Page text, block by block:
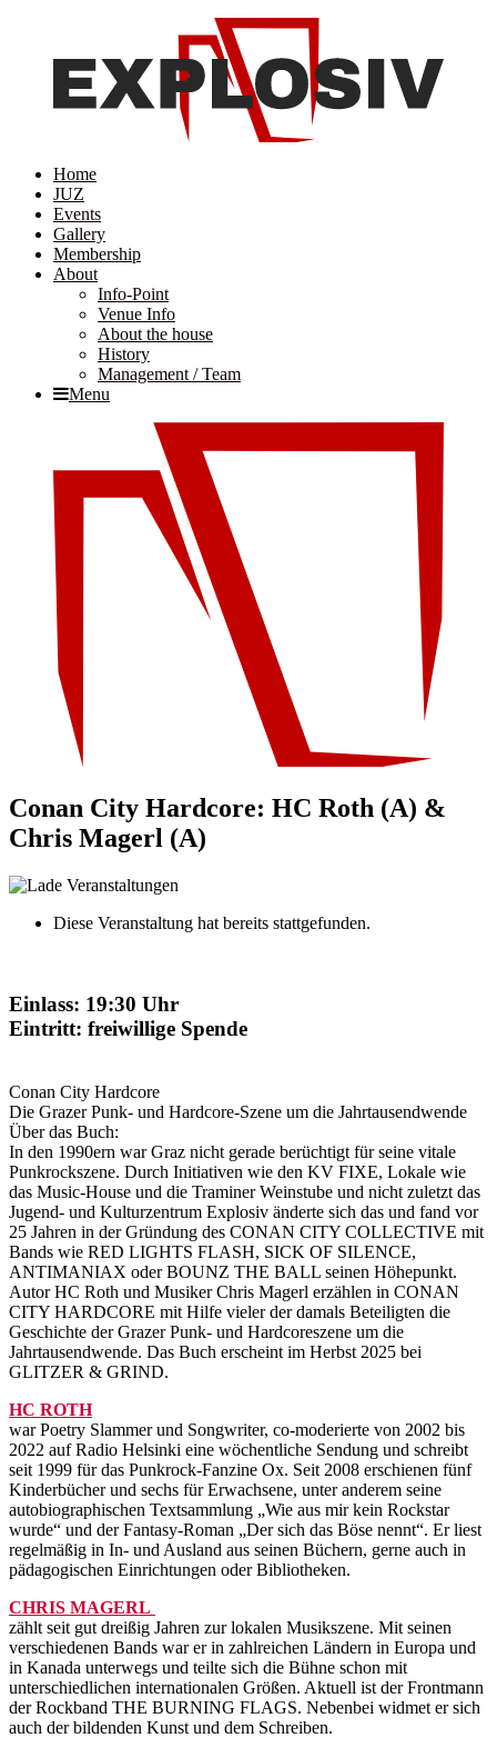
Home
JUZ
Events
Gallery
Membership
About
Info-Point
Venue Info
About the house
History
Management / Team
Menu
Conan City Hardcore: HC Roth (A) &
Chris Magerl (A)
Diese Veranstaltung hat bereits stattgefunden.
Einlass: 19:30 Uhr
Eintritt: freiwillige Spende
Conan City Hardcore
Die Grazer Punk- und Hardcore-Szene um die Jahrtausendwende
Über das Buch:
In den 1990ern war Graz nicht gerade berüchtigt für seine vitale
Punkrockszene. Durch Initiativen wie den KV FIXE, Lokale wie
das Music-House und die Traminer Weinstube und nicht zuletzt das
Jugend- und Kulturzentrum Explosiv änderte sich das und fand vor
25 Jahren in der Gründung des CONAN CITY COLLECTIVE mit
Bands wie RED LIGHTS FLASH, SICK OF SILENCE,
ANTIMANIAX oder BOUNZ THE BALL seinen Höhepunkt.
Autor HC Roth und Musiker Chris Magerl erzählen in CONAN
CITY HARDCORE mit Hilfe vieler der damals Beteiligten die
Geschichte der Grazer Punk- und Hardcoreszene um die
Jahrtausendwende. Das Buch erscheint im Herbst 2025 bei
GLITZER & GRIND.
HC ROTH
war Poetry Slammer und Songwriter, co-moderierte von 2002 bis
2022 auf Radio Helsinki eine wöchentliche Sendung und schreibt
seit 1999 für das Punkrock-Fanzine Ox. Seit 2008 erschienen fünf
Kinderbücher und sechs für Erwachsene, unter anderem seine
autobiographischen Textsammlung „Wie aus mir kein Rockstar
wurde“ und der Fantasy-Roman „Der sich das Böse nennt“. Er liest
regelmäßig in In- und Ausland aus seinen Büchern, gerne auch in
pädagogischen Einrichtungen oder Bibliotheken.
CHRIS MAGERL
zählt seit gut dreißig Jahren zur lokalen Musikszene. Mit seinen
verschiedenen Bands war er in zahlreichen Ländern in Europa und
in Kanada unterwegs und teilte sich die Bühne schon mit
unterschiedlichen internationalen Größen. Aktuell ist der Frontmann
der Rockband THE BURNING FLAGS. Nebenbei widmet er sich
auch der bildenden Kunst und dem Schreiben.